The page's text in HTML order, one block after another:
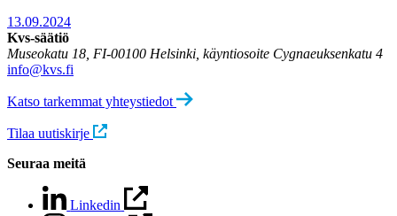
13.09.2024
Kvs-säätiö
Museokatu 18, FI-00100 Helsinki, käyntiosoite Cygnaeuksenkatu 4
info@kvs.fi
Katso tarkemmat yhteystiedot
Tilaa uutiskirje
Seuraa meitä
Linkedin